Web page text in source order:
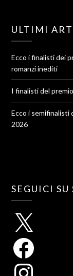
ULTIMI
Ecco i finalisti dei
romanzi inediti
I finalisti del
Ecco i semifinalisti
2026
SEGUICI SU